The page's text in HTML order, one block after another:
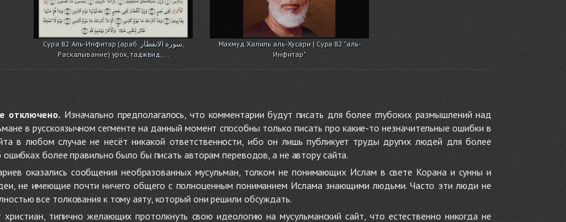
Сура 82 Аль-Инфитар (араб. سورة الانفطار,
Раскалывание) урок, таджвид,...
Махмуд Халиль аль-Хусари | Сура 82 "аль-
Инфитар"
отключено. Изначально предполагалось, что комментарии будут писать для более глубоких размышлений над
в русскоязычном сегменте на данный момент способны только писать про какие-то незначительные ошибки в
в любом случае не несёт никакой ответственности, ибо он лишь публикует труды других людей для более
более правильно было бы писать авторам переводов, а не автору сайта.
оказались сообщения необразованных мусульман, толком не понимающих Ислам в свете Корана и сунны и
не имеющие почти ничего общего с полноценным пониманием Ислама знающими людьми. Часто эти люди не
все толкования к тому аяту, который они решили обсуждать.
типично желающих протолкнуть свою идеологию на мусульманский сайт, что естественно никогда не